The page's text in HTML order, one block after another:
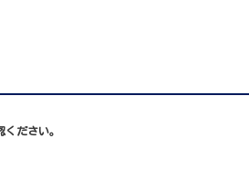
ださい。